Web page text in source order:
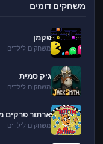
משחקים דומים
פקמן
משחקים לילדים
ג'ק סמית
משחקים לילדים
ארתור פרקים
משחקים לילדים